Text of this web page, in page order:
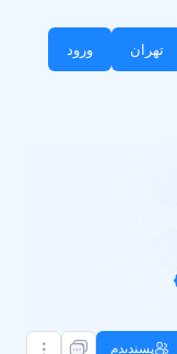
تهران ورود
پسندیدم